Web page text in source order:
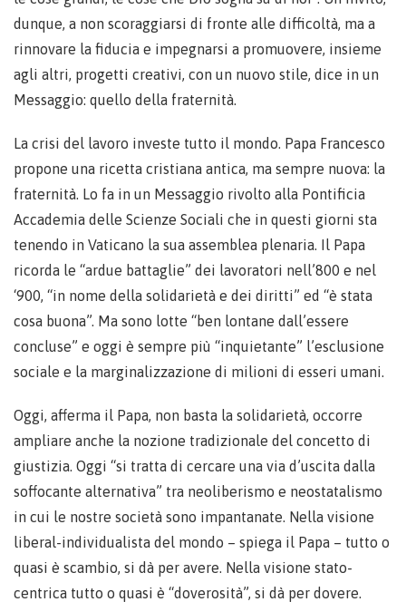
dunque, a non scoraggiarsi di fronte alle difficoltà, ma a
rinnovare la fiducia e impegnarsi a promuovere, insieme
agli altri, progetti creativi, con un nuovo stile, dice in un
Messaggio: quello della fraternità.
La crisi del lavoro investe tutto il mondo. Papa Francesco
propone una ricetta cristiana antica, ma sempre nuova: la
fraternità. Lo fa in un Messaggio rivolto alla Pontificia
Accademia delle Scienze Sociali che in questi giorni sta
tenendo in Vaticano la sua assemblea plenaria. Il Papa
ricorda le “ardue battaglie” dei lavoratori nell’800 e nel
‘900, “in nome della solidarietà e dei diritti” ed “è stata
cosa buona”. Ma sono lotte “ben lontane dall’essere
concluse” e oggi è sempre più “inquietante” l’esclusione
sociale e la marginalizzazione di milioni di esseri umani.
Oggi, afferma il Papa, non basta la solidarietà, occorre
ampliare anche la nozione tradizionale del concetto di
giustizia. Oggi “si tratta di cercare una via d’uscita dalla
soffocante alternativa” tra neoliberismo e neostatalismo
in cui le nostre società sono impantanate. Nella visione
liberal-individualista del mondo – spiega il Papa – tutto o
quasi è scambio, si dà per avere. Nella visione stato-
centrica tutto o quasi è “doverosità”, si dà per dovere.